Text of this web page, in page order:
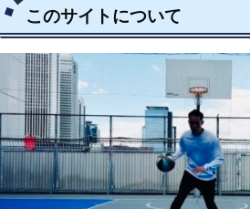
このサイトについて